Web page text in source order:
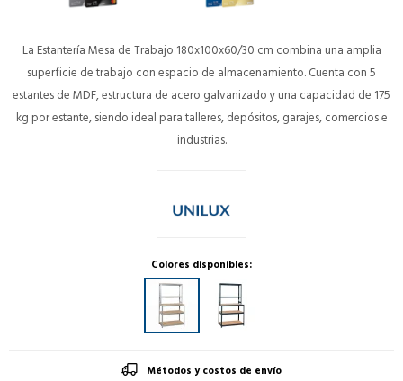
La Estantería Mesa de Trabajo 180x100x60/30 cm combina una amplia
superficie de trabajo con espacio de almacenamiento. Cuenta con 5
estantes de MDF, estructura de acero galvanizado y una capacidad de 175
kg por estante, siendo ideal para talleres, depósitos, garajes, comercios e
industrias.
Colores disponibles:
Métodos y costos de envío